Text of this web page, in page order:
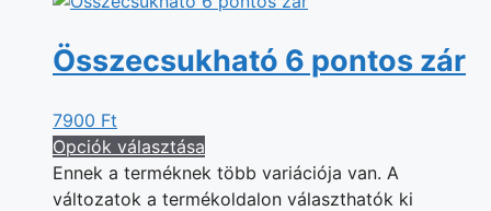
Összecsukható 6 pontos zár
7900 Ft
Opciók választása
Ennek a terméknek több variációja van. A
változatok a termékoldalon választhatók ki